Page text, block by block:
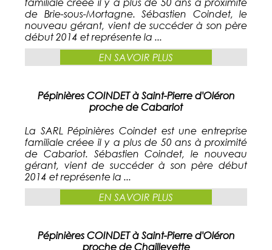
de Brie-sous-Mortagne. Sébastien Coindet, le
nouveau gérant, vient de succéder à son père
début 2014 et représente la ...
EN SAVOIR PLUS
Pépinières COINDET à Saint-Pierre d'Oléron
proche de Cabariot
La SARL Pépinières Coindet est une entreprise
familiale créee il y a plus de 50 ans à proximité
de Cabariot. Sébastien Coindet, le nouveau
gérant, vient de succéder à son père début
2014 et représente la ...
EN SAVOIR PLUS
Pépinières COINDET à Saint-Pierre d'Oléron
proche de Chaillevette